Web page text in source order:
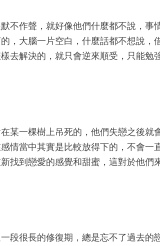
不作聲，就好像他們什麼都不說，事
，大腦一片空白，什麼話都不想說，
去解決的，就只會逆來順受，只能勉
某一棵樹上吊死的，他們失戀之後就
情當中其實是比較放得下的，不會一
找到戀愛的感覺和甜蜜，這對於他們
段很長的修復期，總是忘不了過去的